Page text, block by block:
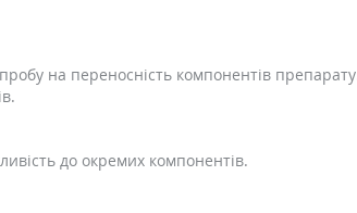
на переносність компонентів
до окремих компонентів.